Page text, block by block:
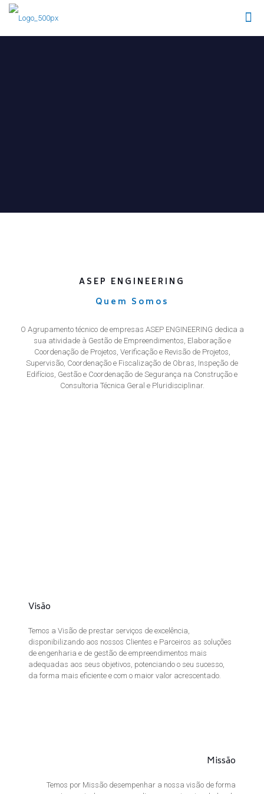
ASEP ENGINEERING
Quem Somos
O Agrupamento técnico de empresas ASEP ENGINEERING dedica a
sua atividade à Gestão de Empreendimentos, Elaboração e
Coordenação de Projetos, Verificação e Revisão de Projetos,
Supervisão, Coordenação e Fiscalização de Obras, Inspeção de
Edifícios, Gestão e Coordenação de Segurança na Construção e
Consultoria Técnica Geral e Pluridisciplinar.
Visão
Temos a Visão de prestar serviços de excelência,
disponibilizando aos nossos Clientes e Parceiros as soluções
de engenharia e de gestão de empreendimentos mais
adequadas aos seus objetivos, potenciando o seu sucesso,
da forma mais eficiente e com o maior valor acrescentado.
Missão
Temos por Missão desempenhar a nossa visão de forma